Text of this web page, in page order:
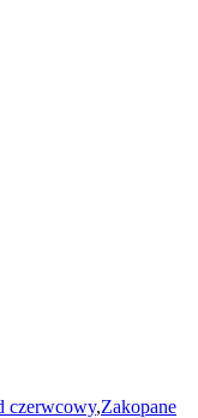
czerwcowy,Zakopane